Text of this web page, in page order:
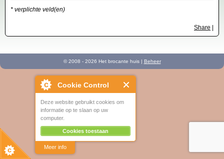
Cookie Control
Deze website gebruikt cookies om
informatie op te slaan op uw
computer.
Cookies toestaan
Meer info
* verplichte veld(en)
Share |
© 2008 - 2026 Het brocante huis | Beheer